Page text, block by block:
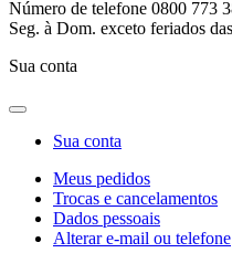
Número de telefone 0800 773
Seg. à Dom. exceto feriados
Sua conta
Sua conta
Meus pedidos
Trocas e cancelamentos
Dados pessoais
Alterar e-mail ou telefone